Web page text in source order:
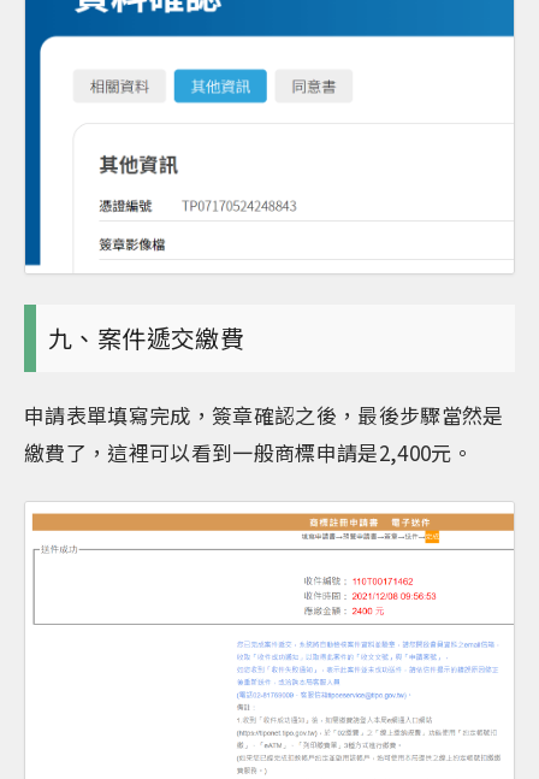
九、案件遞交繳費
申請表單填寫完成，簽章確認之後，最後步驟當然是
繳費了，這裡可以看到一般商標申請是2,400元。